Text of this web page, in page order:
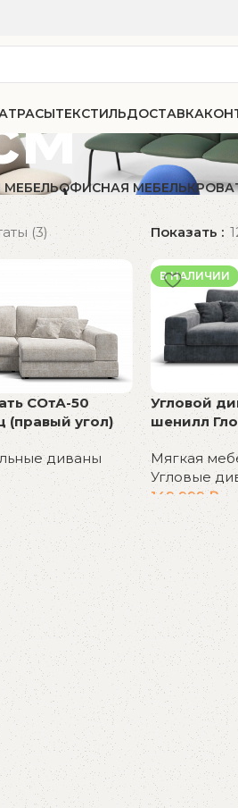
ТЕКСТИЛЬДОСТАВКА
МЕБЕЛЬОФИСНАЯ МЕБЕЛЬ
(3) Показать
СОтА-50
(правый угол)
диваны
В НАЛИЧИИ
Угловой
шенилл
Мягкая
Угловые
149 999₽
В корзину